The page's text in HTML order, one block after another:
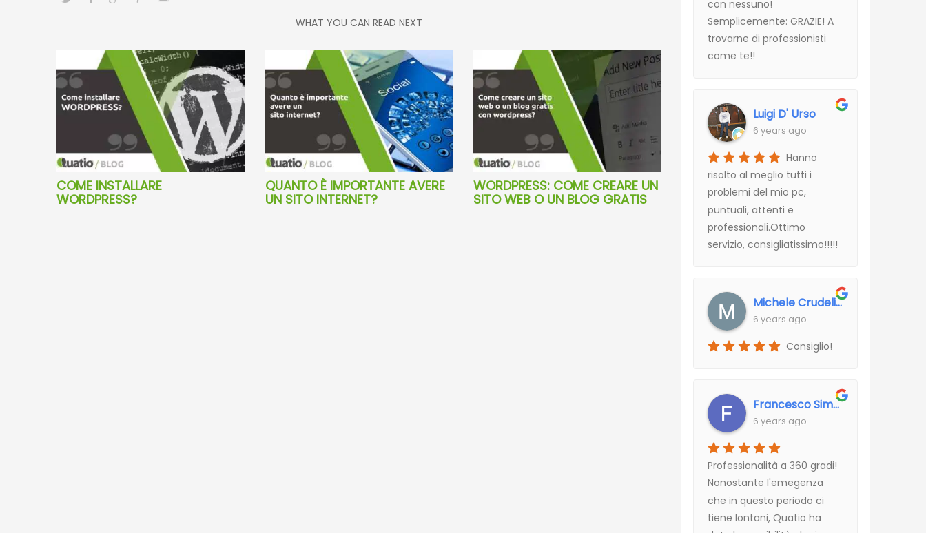
WHAT YOU CAN READ NEXT
COME INSTALLARE
WORDPRESS?
QUANTO È IMPORTANTE AVERE
UN SITO INTERNET?
WORDPRESS: COME CREARE UN
SITO WEB O UN BLOG GRATIS
con nessuno!
Semplicemente: GRAZIE! A
trovarne di professionisti
come te!!
Luigi D' Urso
6 years ago
Hanno
risolto al meglio tutti i
problemi del mio pc,
puntuali, attenti e
professionali.Ottimo
servizio, consigliatissimo!!!!!
Michele Crudelini
6 years ago
Consiglio!
Francesco Simone
6 years ago
Professionalità a 360 gradi!
Nonostante l'emegenza
che in questo periodo ci
tiene lontani, Quatio ha